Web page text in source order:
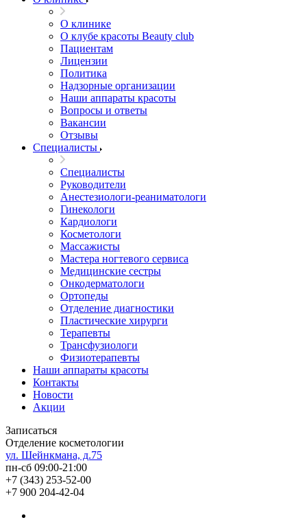
О клинике
О клубе красоты Beauty club
Пациентам
Лицензии
Политика
Надзорные организации
Наши аппараты красоты
Вопросы и ответы
Вакансии
Отзывы
Специалисты
Специалисты
Руководители
Анестезиологи-реаниматологи
Гинекологи
Кардиологи
Косметологи
Массажисты
Мастера ногтевого сервиса
Медицинские сестры
Онкодерматологи
Ортопеды
Отделение диагностики
Пластические хирурги
Терапевты
Трансфузиологи
Физиотерапевты
Наши аппараты красоты
Контакты
Новости
Акции
Записаться
Отделение косметологии
ул. Шейнкмана, д.75
пн-сб 09:00-21:00
+7 (343) 253-52-00
+7 900 204-42-04